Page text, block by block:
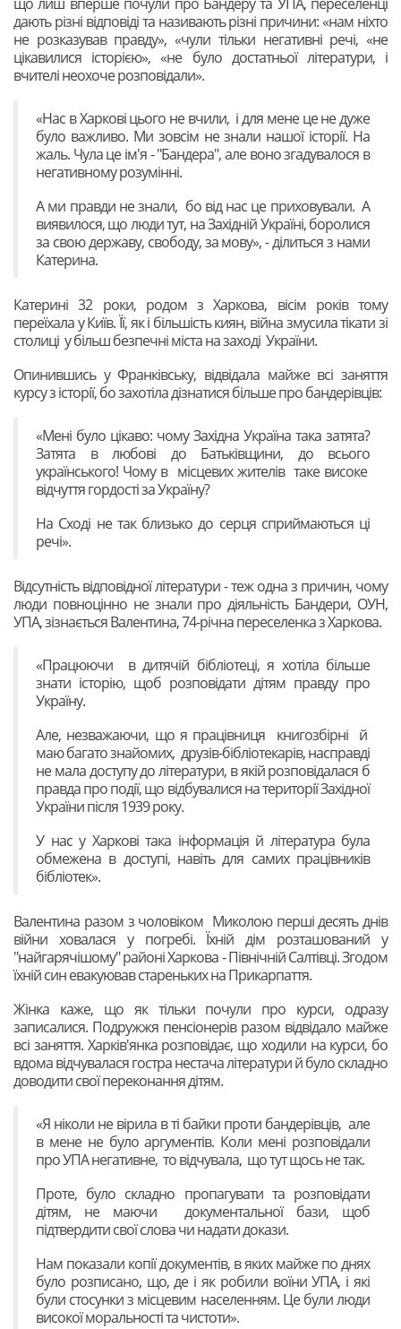
що лиш вперше почули про Бандеру та УПА, переселенці
дають різні відповіді та називають різні причини: «нам ніхто
не розказував правду», «чули тільки негативні речі, «не
цікавилися історією», «не було достатньої літератури, і
вчителі неохоче розповідали».
«Нас в Харкові цього не вчили, і для мене це не дуже
було важливо. Ми зовсім не знали нашої історії. На
жаль. Чула це ім'я - "Бандера", але воно згадувалося в
негативному розумінні.
А ми правди не знали, бо від нас це приховували. А
виявилося, що люди тут, на Західній Україні, боролися
за свою державу, свободу, за мову», - ділиться з нами
Катерина.
Катерині 32 роки, родом з Харкова, вісім років тому
переїхала у Київ. Її, як і більшість киян, війна змусила тікати зі
столиці у більш безпечні міста на заході України.
Опинившись у Франківську, відвідала майже всі заняття
курсу з історії, бо захотіла дізнатися більше про бандерівців:
«Мені було цікаво: чому Західна Україна така затята?
Затята в любові до Батьківщини, до всього
українського! Чому в місцевих жителів таке високе
відчуття гордості за Україну?
На Сході не так близько до серця сприймаються ці
речі».
Відсутність відповідної літератури - теж одна з причин, чому
люди повноцінно не знали про діяльність Бандери, ОУН,
УПА, зізнається Валентина, 74-річна переселенка з Харкова.
«Працюючи в дитячій бібліотеці, я хотіла більше
знати історію, щоб розповідати дітям правду про
Україну.
Але, незважаючи, що я працівниця книгозбірні й
маю багато знайомих, друзів-бібліотекарів, насправді
не мала доступу до літератури, в якій розповідалася б
правда про події, що відбувалися на території Західної
України після 1939 року.
У нас у Харкові така інформація й література була
обмежена в доступі, навіть для самих працівників
бібліотек».
Валентина разом з чоловіком Миколою перші десять днів
війни ховалася у погребі. Їхній дім розташований у
"найгарячішому" районі Харкова - Північній Салтівці. Згодом
їхній син евакуював стареньких на Прикарпаття.
Жінка каже, що як тільки почули про курси, одразу
записалися. Подружжя пенсіонерів разом відвідало майже
всі заняття. Харків'янка розповідає, що ходили на курси, бо
вдома відчувалася гостра нестача літератури й було складно
доводити свої переконання дітям.
«Я ніколи не вірила в ті байки проти бандерівців, але
в мене не було аргументів. Коли мені розповідали
про УПА негативне, то відчувала, що тут щось не так.
Проте, було складно пропагувати та розповідати
дітям, не маючи документальної бази, щоб
підтвердити свої слова чи надати докази.
Нам показали копії документів, в яких майже по днях
було розписано, що, де і як робили воїни УПА, і які
були стосунки з місцевим населенням. Це були люди
високої моральності та чистоти».